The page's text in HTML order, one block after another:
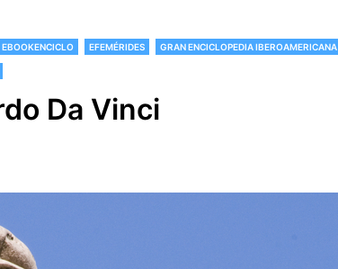
EBOOKENCICLO EFEMÉRIDES GRAN ENCICLOPEDIA IBEROAMERICANA
Da Vinci